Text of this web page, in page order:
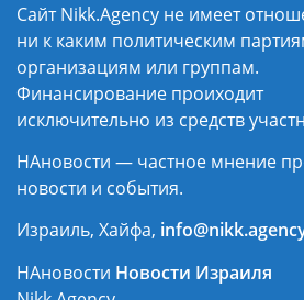
Сайт Nikk.Agency не имеет
ни к каким политическим
организациям или группам.
Финансирование проиходит
исключительно из средств
НАновости — частное мнение
новости и события.
Израиль, Хайфа,
НАновости Новости Израиля